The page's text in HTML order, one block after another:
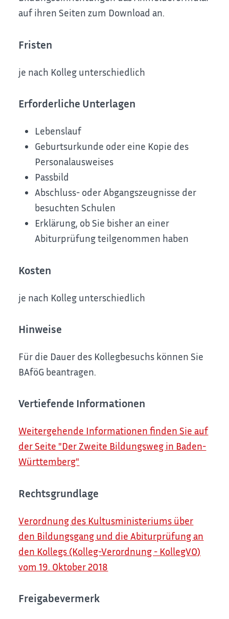
auf ihren Seiten zum Download an.
Fristen
je nach Kolleg unterschiedlich
Erforderliche Unterlagen
Lebenslauf
Geburtsurkunde oder eine Kopie des
Personalausweises
Passbild
Abschluss- oder Abgangszeugnisse der
besuchten Schulen
Erklärung, ob Sie bisher an einer
Abiturprüfung teilgenommen haben
Kosten
je nach Kolleg unterschiedlich
Hinweise
Für die Dauer des Kollegbesuchs können Sie
BAföG beantragen.
Vertiefende Informationen
Weitergehende Informationen finden Sie auf
der Seite "Der Zweite Bildungsweg in Baden-
Württemberg"
Rechtsgrundlage
Verordnung des Kultusministeriums über
den Bildungsgang und die Abiturprüfung an
den Kollegs (Kolleg-Verordnung - KollegVO)
vom 19. Oktober 2018
Freigabevermerk